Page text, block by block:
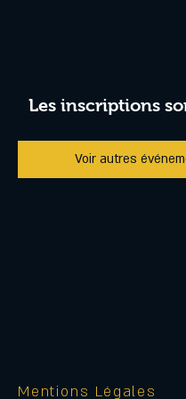
Les inscriptions
Voir autres
Mentions Légales